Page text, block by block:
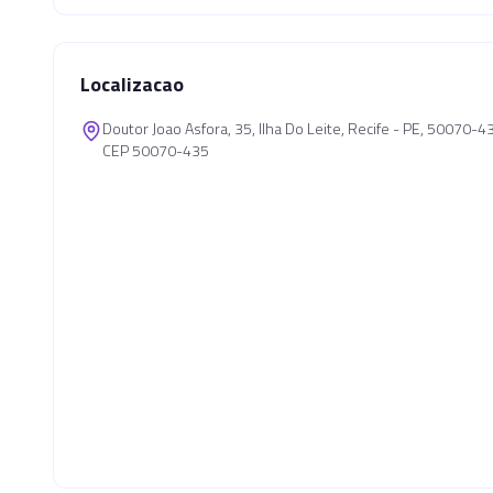
Localizacao
Doutor Joao Asfora, 35, Ilha Do Leite, Recife - PE, 50070-
CEP 50070-435